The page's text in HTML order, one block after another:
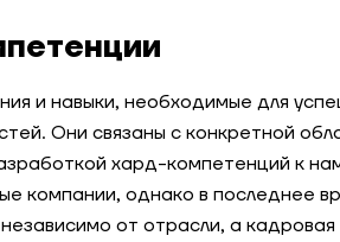
и навыки, необходимые для
Они связаны с конкретной
хард-компетенций к
компании, однако в последнее
от отрасли, а кадровая